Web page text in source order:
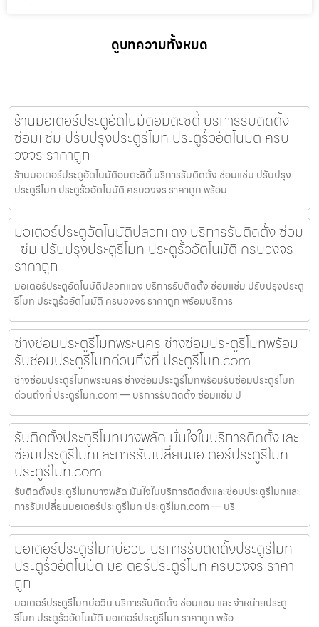
ดูบทความทั้งหมด
ร้านมอเตอร์ประตูอัตโนมัติอมตะซิตี้ บริการรับติดตั้ง
ซ่อมแซ่ม ปรับปรุงประตูรีโมท ประตูรั้วอัตโนมัติ ครบ
วงจร ราคาถูก
ร้านมอเตอร์ประตูอัตโนมัติอมตะซิตี้ บริการรับติดตั้ง ซ่อมแซ่ม ปรับปรุง
ประตูรีโมท ประตูรั้วอัตโนมัติ ครบวงจร ราคาถูก พร้อม
มอเตอร์ประตูอัตโนมัติปลวกแดง บริการรับติดตั้ง ซ่อม
แซ่ม ปรับปรุงประตูรีโมท ประตูรั้วอัตโนมัติ ครบวงจร
ราคาถูก
มอเตอร์ประตูอัตโนมัติปลวกแดง บริการรับติดตั้ง ซ่อมแซ่ม ปรับปรุงประตู
รีโมท ประตูรั้วอัตโนมัติ ครบวงจร ราคาถูก พร้อมบริการ
ช่างซ่อมประตูรีโมทพระนคร ช่างซ่อมประตูรีโมทพร้อม
รับซ่อมประตูรีโมทด่วนถึงที่ ประตูรีโมท.com
ช่างซ่อมประตูรีโมทพระนคร ช่างซ่อมประตูรีโมทพร้อมรับซ่อมประตูรีโมท
ด่วนถึงที่ ประตูรีโมท.com — บริการรับติดตั้ง ซ่อมแซ่ม ป
รับติดตั้งประตูรีโมทบางพลัด มั่นใจในบริการติดตั้งและ
ซ่อมประตูรีโมทและการรับเปลี่ยนมอเตอร์ประตูรีโมท
ประตูรีโมท.com
รับติดตั้งประตูรีโมทบางพลัด มั่นใจในบริการติดตั้งและซ่อมประตูรีโมทและ
การรับเปลี่ยนมอเตอร์ประตูรีโมท ประตูรีโมท.com — บริ
มอเตอร์ประตูรีโมทบ่อวิน บริการรับติดตั้งประตูรีโมท
ประตูรั้วอัตโนมัติ มอเตอร์ประตูรีโมท ครบวงจร ราคา
ถูก
มอเตอร์ประตูรีโมทบ่อวิน บริการรับติดตั้ง ซ่อมแซม และ จำหน่ายประตู
รีโมท ประตูรั้วอัตโนมัติ มอเตอร์ประตูรีโมท ราคาถูก พร้อ